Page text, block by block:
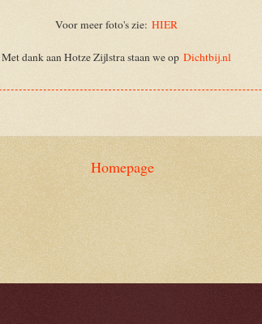
Voor meer foto's zie: HIER
Met dank aan Hotze Zijlstra staan we op Dichtbij.nl
Homepage